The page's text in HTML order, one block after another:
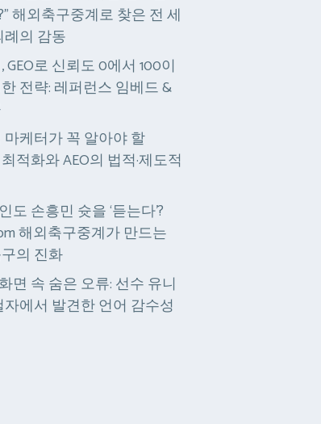
해외축구중계로 찾은 전 세
의 감동
GEO로 신뢰도 0에서 100이
전략: 레퍼런스 임베드 &
마케터가 꼭 알아야 할
적화와 AEO의 법적·제도적
도 손흥민 슛을 ‘듣는다’?
해외축구중계가 만드는
의 진화
면 속 숨은 오류: 선수 유니
에서 발견한 언어 감수성